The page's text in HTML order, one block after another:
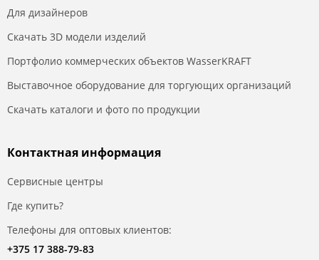
Для дизайнеров
Скачать 3D модели изделий
Портфолио коммерческих объектов WasserKRAFT
Выставочное оборудование для торгующих организаций
Скачать каталоги и фото по продукции
Контактная информация
Сервисные центры
Где купить?
Телефоны для оптовых клиентов:
+375 17 388-79-83